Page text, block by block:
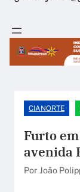
CIANORTE
Furto
avenida
Por João